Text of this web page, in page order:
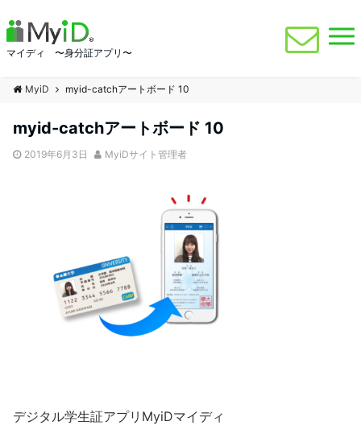
マイディ 〜身分証アプリ〜
MyiD myid-catchアートボード 10
myid-catchアートボード 10
2019年6月3日 MyiDサイト管理者
デジタル学生証アプリMyiDマイディ